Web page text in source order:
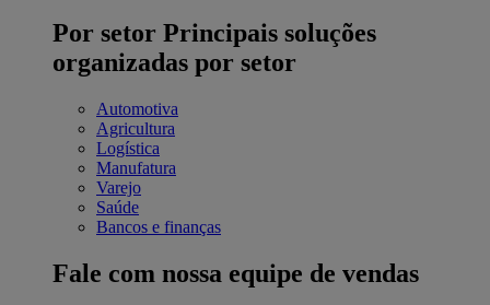
Por setor Principais soluções
organizadas por setor
Automotiva
Agricultura
Logística
Manufatura
Varejo
Saúde
Bancos e finanças
Fale com nossa equipe de vendas